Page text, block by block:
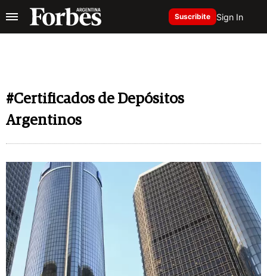
Suscribite Sign In
#Certificados de Depósitos
Argentinos